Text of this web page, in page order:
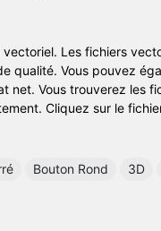
Les fichiers
qualité. Vous pouvez
Vous trouverez les
Cliquez sur le
Bouton Rond 3D